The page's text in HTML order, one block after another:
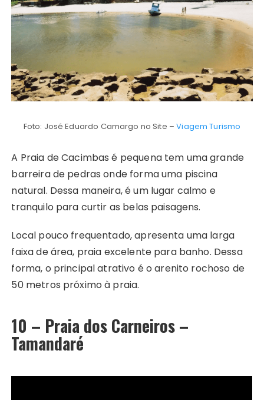
Foto: José Eduardo Camargo no Site –Viagem Turismo
A Praia de Cacimbas é pequena tem uma grande
barreira de pedras onde forma uma piscina
natural. Dessa maneira, é um lugar calmo e
tranquilo para curtir as belas paisagens.
Local pouco frequentado, apresenta uma larga
faixa de área, praia excelente para banho. Dessa
forma, o principal atrativo é o arenito rochoso de
50 metros próximo à praia.
10 – Praia dos Carneiros –
Tamandaré